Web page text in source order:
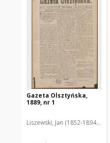
Gazeta Olsztyńska,
1889, nr 1
Liszewski, Jan (1852-1894). Red.